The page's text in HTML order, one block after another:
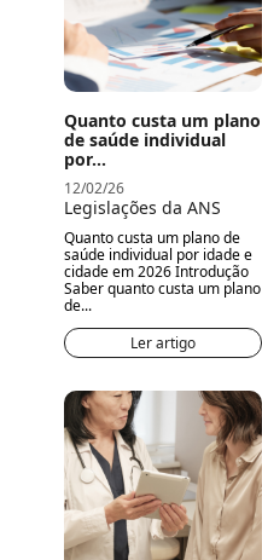
Quanto custa um plano
de saúde individual
por...
12/02/26
Legislações da ANS
Quanto custa um plano de
saúde individual por idade e
cidade em 2026 Introdução
Saber quanto custa um plano
de...
Ler artigo